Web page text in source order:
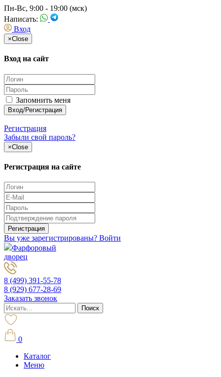
Пн-Вс, 9:00 - 19:00 (мск)
Написать:
Вход
×Close
Вход на сайт
Запомнить меня
Регистрация
Забыли свой пароль?
×Close
Регистрация на сайте
Вы уже зарегистрированы? Войти
Фарфоровый
дворец
8 (499) 391-55-78
8 (929) 677-28-69
Заказать звонок
0
Каталог
Меню